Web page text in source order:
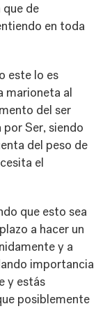
de
en toda
este lo es
marioneta al
del ser
por Ser, siendo
del peso de
el
que esto sea
a hacer un
y a
importancia
y estás
posiblemente